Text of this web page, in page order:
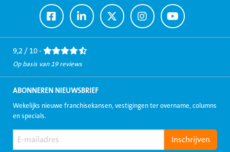
Ga
naar
Facebook
Ga
naar
LinkedIn
Ga
naar
Twitter
Ga
naar
Instagram
Ga
naar
Youtube
9,2 / 10 -
Op basis van 19 reviews
ABONNEREN NIEUWSBRIEF
Wekelijks nieuwe franchisekansen, vestigingen ter overname, columns
en specials.